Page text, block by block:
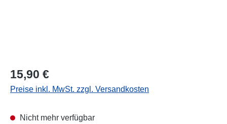
Regulärer Preis:
15,90 €
Preise inkl. MwSt. zzgl. Versandkosten
Nicht mehr verfügbar